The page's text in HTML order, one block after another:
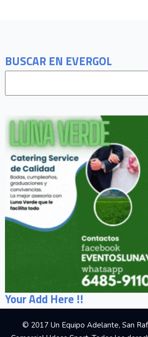
BUSCAR EN EVERGOL
Your Add Here !!
© 2017 Un Equipo Adelante, San